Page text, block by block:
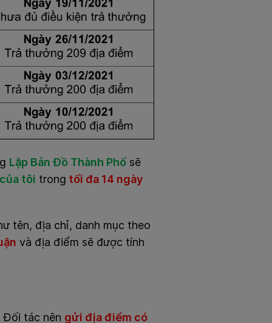
Lập Bản Đồ Thành Phố sẽ
tôi trong tối đa 14 ngày
tên, địa chỉ, danh mục theo
và địa điểm sẽ được tính
Đối tác nên gửi địa điểm có